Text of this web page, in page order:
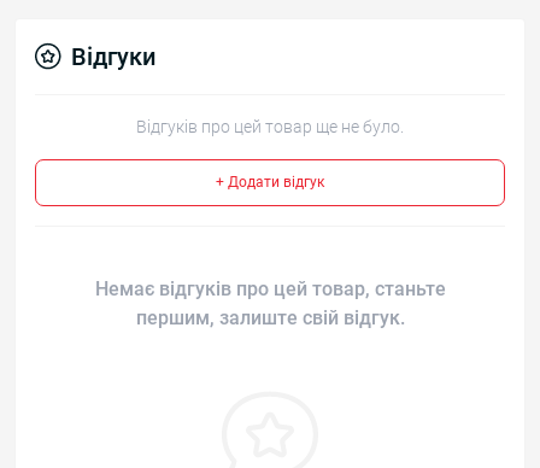
Відгуки
Відгуків про цей товар ще не було.
+ Додати відгук
Немає відгуків про цей товар, станьте
першим, залиште свій відгук.